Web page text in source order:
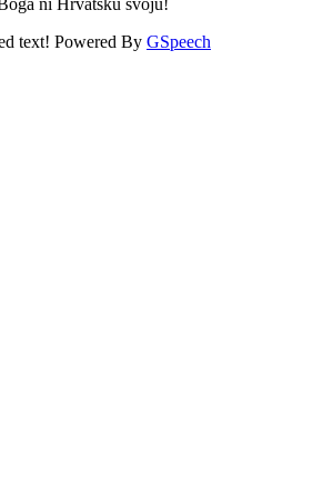
ni Hrvatsku svoju!
text! Powered By GSpeech